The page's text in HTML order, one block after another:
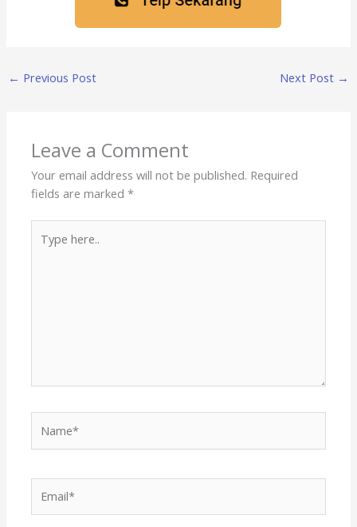
← Previous Post Next Post →
Leave a Comment
Your email address will not be published. Required
fields are marked*
here..